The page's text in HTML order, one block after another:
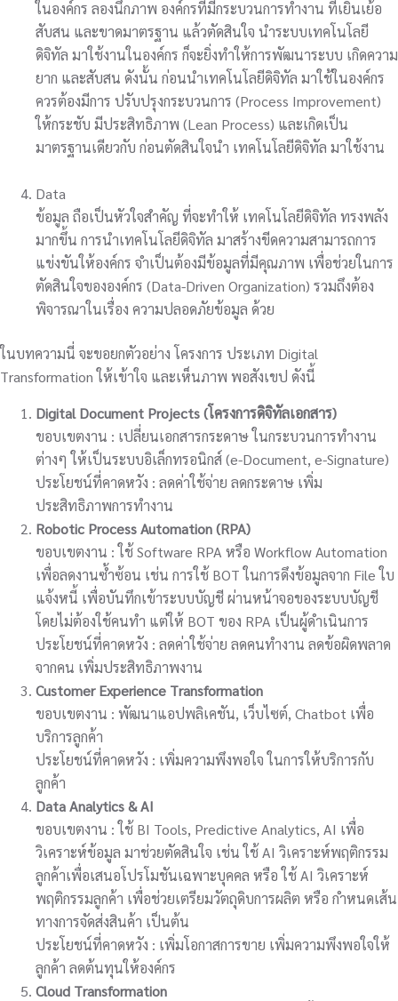
ในองค์กร ลองนึกภาพ องค์กรที่มีกระบวนการทำงาน ที่เยิ่นเย้อ
สับสน และขาดมาตรฐาน แล้วตัดสินใจ นำระบบเทคโนโลยี
ดิจิทัล มาใช้งานในองค์กร ก็จะยิ่งทำให้การพัฒนาระบบ เกิดความ
ยาก และสับสน ดังนั้น ก่อนนำเทคโนโลยีดิจิทัล มาใช้ในองค์กร
ควรต้องมีการ ปรับปรุงกระบวนการ (Process Improvement)
ให้กระชับ มีประสิทธิภาพ (Lean Process) และเกิดเป็น
มาตรฐานเดียวกับ ก่อนตัดสินใจนำ เทคโนโลยีดิจิทัล มาใช้งาน
Data
ข้อมูล ถือเป็นหัวใจสำคัญ ที่จะทำให้ เทคโนโลยีดิจิทัล ทรงพลัง
มากขึ้น การนำเทคโนโลยีดิจิทัล มาสร้างขีดความสามารถการ
แข่งขันให้องค์กร จำเป็นต้องมีข้อมูลที่มีคุณภาพ เพื่อช่วยในการ
ตัดสินใจขององค์กร (Data-Driven Organization) รวมถึงต้อง
พิจารณาในเรื่อง ความปลอดภัยข้อมูล ด้วย
ในบทความนี่ จะขอยกตัวอย่าง โครงการ ประเภท Digital
Transformation ให้เข้าใจ และเห็นภาพ พอสังเขป ดังนี้
Digital Document Projects (โครงการดิจิทัลเอกสาร)
ขอบเขตงาน : เปลี่ยนเอกสารกระดาษ ในกระบวนการทำงาน
ต่างๆ ให้เป็นระบบอิเล็กทรอนิกส์ (e-Document, e-Signature)
ประโยชน์ที่คาดหวัง : ลดค่าใช้จ่าย ลดกระดาษ เพิ่ม
ประสิทธิภาพการทำงาน
Robotic Process Automation (RPA)
ขอบเขตงาน : ใช้ Software RPA หรือ Workflow Automation
เพื่อลดงานซ้ำซ้อน เช่น การใช้ BOT ในการดึงข้อมูลจาก File ใบ
แจ้งหนี้ เพื่อบันทึกเข้าระบบบัญชี ผ่านหน้าจอของระบบบัญชี
โดยไม่ต้องใช้คนทำ แต่ให้ BOT ของ RPA เป็นผู้ดำเนินการ
ประโยชน์ที่คาดหวัง : ลดค่าใช้จ่าย ลดคนทำงาน ลดข้อผิดพลาด
จากคน เพิ่มประสิทธิภาพงาน
Customer Experience Transformation
ขอบเขตงาน : พัฒนาแอปพลิเคชัน, เว็บไซต์, Chatbot เพื่อ
บริการลูกค้า
ประโยชน์ที่คาดหวัง : เพิ่มความพึงพอใจ ในการให้บริการกับ
ลูกค้า
Data Analytics & AI
ขอบเขตงาน : ใช้ BI Tools, Predictive Analytics, AI เพื่อ
วิเคราะห์ข้อมูล มาช่วยตัดสินใจ เช่น ใช้ AI วิเคราะห์พฤติกรรม
ลูกค้าเพื่อเสนอโปรโมชันเฉพาะบุคคล หรือ ใช้ AI วิเคราะห์
พฤติกรรมลูกค้า เพื่อช่วยเตรียมวัตถุดิบการผลิต หรือ กำหนดเส้น
ทางการจัดส่งสินค้า เป็นต้น
ประโยชน์ที่คาดหวัง : เพิ่มโอกาสการขาย เพิ่มความพึงพอใจให้
ลูกค้า ลดต้นทุนให้องค์กร
Cloud Transformation